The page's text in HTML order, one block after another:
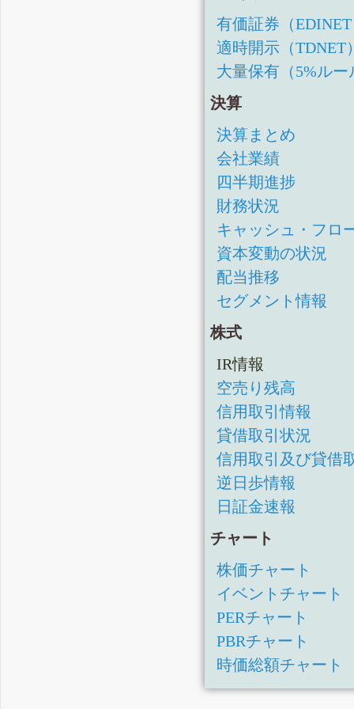
有価証券（EDINET
適時開示（TDNET）
大量保有（5%ルー
決算
決算まとめ
会社業績
四半期進捗
財務状況
キャッシュ・フロ
資本変動の状況
配当推移
セグメント情報
株式
IR情報
空売り残高
信用取引情報
貸借取引状況
信用取引及び貸借
逆日歩情報
日証金速報
チャート
株価チャート
イベントチャート
PERチャート
PBRチャート
時価総額チャート